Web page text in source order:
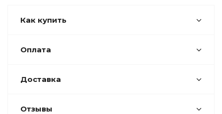
Как купить
Оплата
Доставка
Отзывы